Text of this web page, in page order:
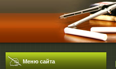
Меню сайта